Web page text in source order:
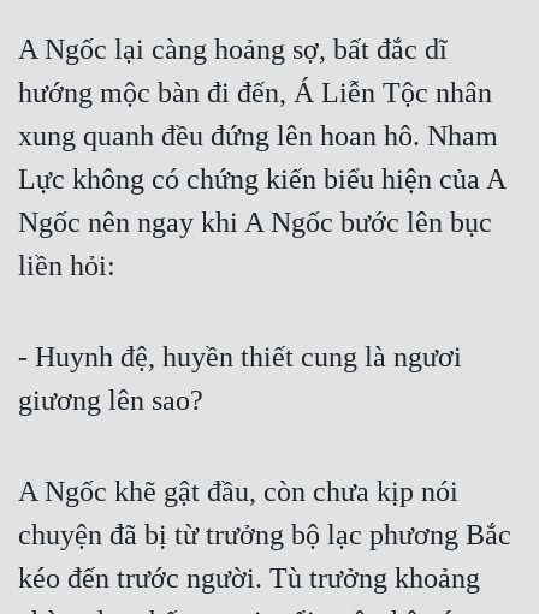
A Ngốc lại càng hoảng sợ, bất đắc dĩ
hướng mộc bàn đi đến, Á Liễn Tộc nhân
xung quanh đều đứng lên hoan hô. Nham
Lực không có chứng kiến biểu hiện của A
Ngốc nên ngay khi A Ngốc bước lên bục
liền hỏi:
- Huynh đệ, huyền thiết cung là ngươi
giương lên sao?
A Ngốc khẽ gật đầu, còn chưa kịp nói
chuyện đã bị từ trưởng bộ lạc phương Bắc
kéo đến trước người. Tù trưởng khoảng